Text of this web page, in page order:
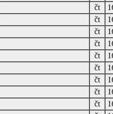
čt
čt
čt
čt
čt
čt
čt
čt
čt